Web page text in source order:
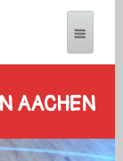
AACHEN